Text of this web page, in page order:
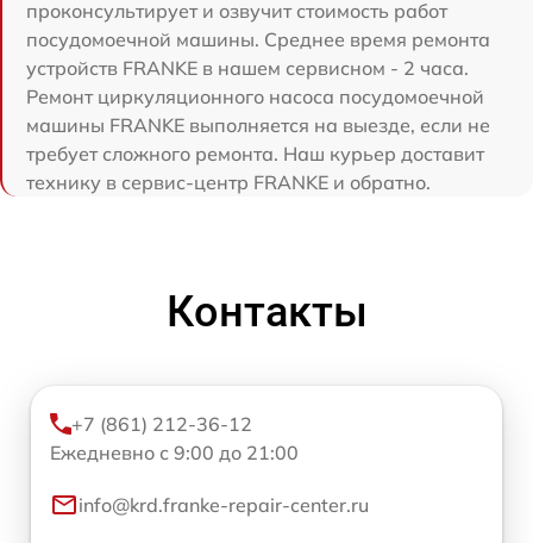
проконсультирует и озвучит стоимость работ
посудомоечной машины. Среднее время ремонта
устройств FRANKE в нашем сервисном - 2 часа.
Ремонт циркуляционного насоса посудомоечной
машины FRANKE выполняется на выезде, если не
требует сложного ремонта. Наш курьер доставит
технику в сервис-центр FRANKE и обратно.
Контакты
+7 (861) 212-36-12
Ежедневно с 9:00 до 21:00
info@krd.franke-repair-center.ru